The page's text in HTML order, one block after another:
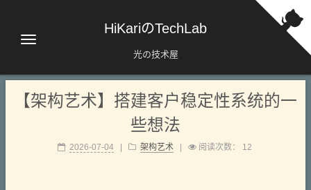
HiKariのTechLab
光の技术屋
【架构艺术】搭建客户稳定性系统的一
些想法
2026-07-04 架构艺术 阅读次数： 12